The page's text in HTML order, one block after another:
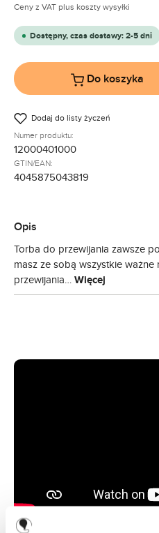
Ceny z VAT plus koszty wysyłki
Dostępny, czas dostawy: 2-5 dni
Do koszyka
Dodaj do listy życzeń
Numer produktu:
12000401000
GTIN/EAN:
4045875043819
Opis
Torba do przewijania zawsze
masz ze sobą wszystkie
przewijania…Więcej